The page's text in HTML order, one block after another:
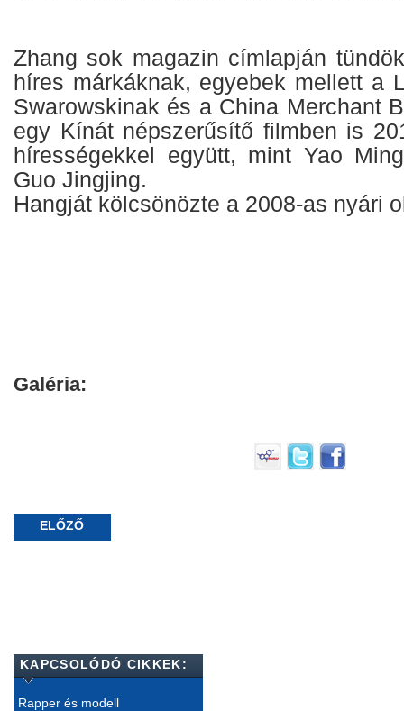
Zhang sok magazin címlapján
híres márkáknak, egyebek mellett a
Swarowskinak és a China Merchant
egy Kínát népszerűsítő filmben is
hírességekkel együtt, mint Yao
Guo Jingjing.
Hangját kölcsönözte a 2008-as nyári
Galéria:
ELŐZŐ
KAPCSOLÓDÓ CIKKEK:
Rapper és modell